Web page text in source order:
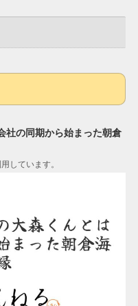
社の同期から始まった朝倉
しています。